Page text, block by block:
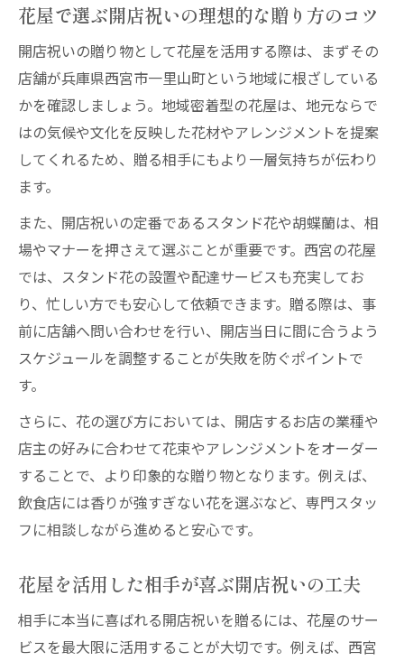
西宮で人気の花屋を選ぶときのチェックポ
イント
花屋を比較して選ぶ西宮一里山町の賢い方
法
おしゃれで安い花屋を見つけるためのポイ
ント
開店祝いなら花屋に相談をおすすめする理由
花屋に相談して安心できる開店祝いの贈り
物
花屋のプロに聞く開店祝いの最適なアドバ
イス
開店祝いの相談は花屋が頼れる理由とは
花屋の提案力で贈る開店祝いの魅力
贈って喜ばれる花屋のアレンジメント特集
花屋のセンスが光る開店祝いアレンジメン
花屋を活用した華やかなアレンジの選び方
贈り先に喜ばれる花屋アレンジメントの特
徴
花屋で選ぶ開店祝いの理想的な贈り方のコツ
開店祝いの贈り物として花屋を活用する際は、まずその
店舗が兵庫県西宮市一里山町という地域に根ざしている
かを確認しましょう。地域密着型の花屋は、地元ならで
はの気候や文化を反映した花材やアレンジメントを提案
してくれるため、贈る相手にもより一層気持ちが伝わり
ます。
また、開店祝いの定番であるスタンド花や胡蝶蘭は、相
場やマナーを押さえて選ぶことが重要です。西宮の花屋
では、スタンド花の設置や配達サービスも充実してお
り、忙しい方でも安心して依頼できます。贈る際は、事
前に店舗へ問い合わせを行い、開店当日に間に合うよう
スケジュールを調整することが失敗を防ぐポイントで
す。
さらに、花の選び方においては、開店するお店の業種や
店主の好みに合わせて花束やアレンジメントをオーダー
することで、より印象的な贈り物となります。例えば、
飲食店には香りが強すぎない花を選ぶなど、専門スタッ
フに相談しながら進めると安心です。
花屋を活用した相手が喜ぶ開店祝いの工夫
相手に本当に喜ばれる開店祝いを贈るには、花屋のサー
ビスを最大限に活用することが大切です。例えば、西宮